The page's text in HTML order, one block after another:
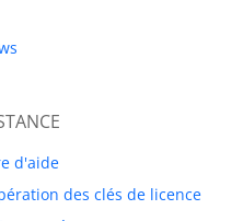
d'aide
des clés de licence